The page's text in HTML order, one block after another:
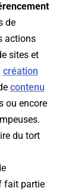
de
actions
sites et
création
contenu
ou encore
du tort
fait partie